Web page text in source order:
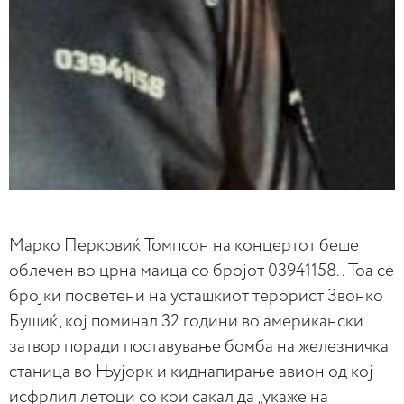
Марко Перковиќ Томпсон на концертот беше
облечен во црна маица со бројот 03941158.. Тоа се
бројки посветени на усташкиот терорист Звонко
Бушиќ, кој поминал 32 години во американски
затвор поради поставување бомба на железничка
станица во Њујорк и киднапирање авион од кој
исфрлил летоци со кои сакал да „укаже на